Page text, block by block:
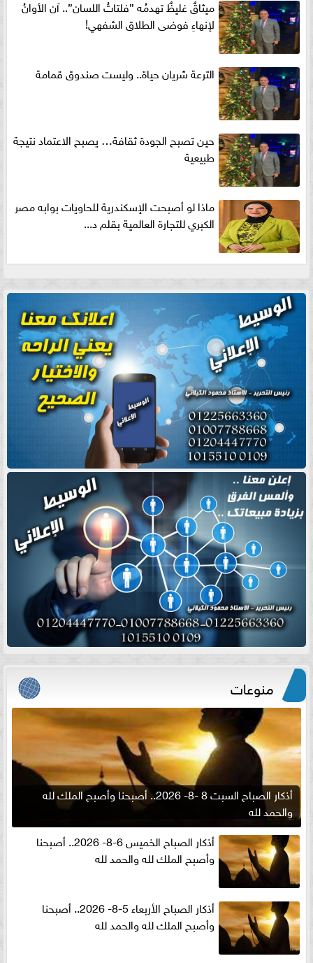
ميثاقٌ غليظٌ تهدمُه ”فلتاتُ اللسان”.. آن الأوانُ
لإنهاءِ فوضى الطلاق الشفهي!
الترعة شريان حياة.. وليست صندوق قمامة
حين تصبح الجودة ثقافة… يصبح الاعتماد نتيجة
طبيعية
ماذا لو أصبحت الإسكندرية للحاويات بوابه مصر
الكبري للتجارة العالمية بقلم د...
منوعات
أذكار الصباح السبت 8 -8- 2026.. أصبحنا وأصبح الملك لله
والحمد لله
أذكار الصباح الخميس 6-8- 2026.. أصبحنا
وأصبح الملك لله والحمد لله
أذكار الصباح الأربعاء 5-8- 2026.. أصبحنا
وأصبح الملك لله والحمد لله